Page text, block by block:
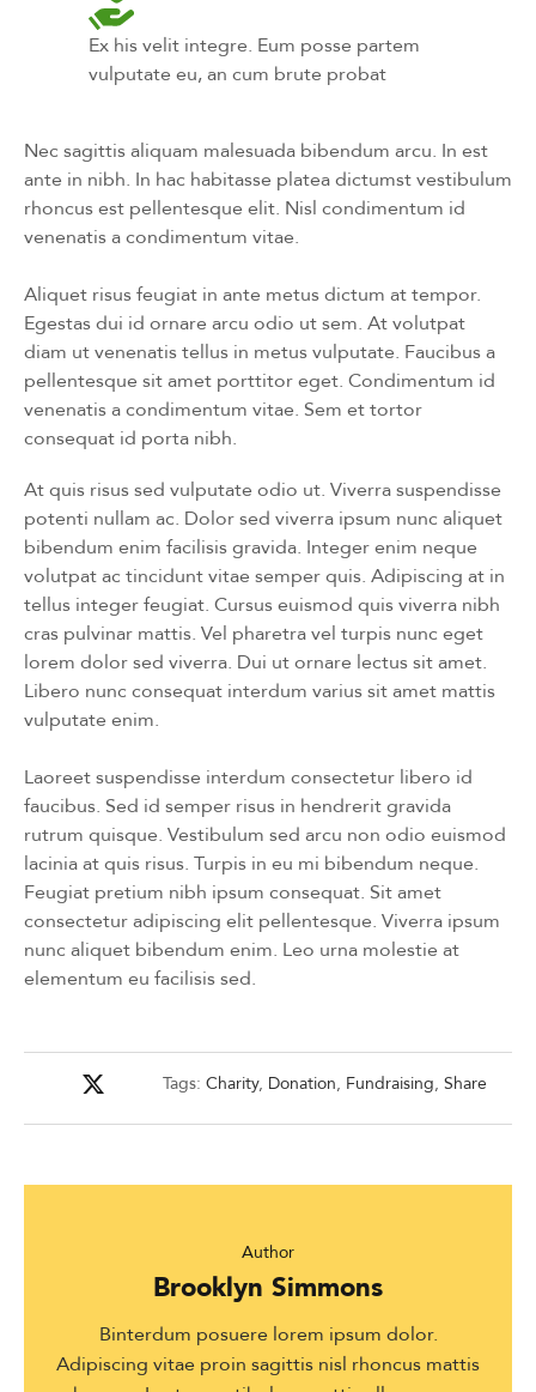
Ex his velit integre. Eum posse partem
vulputate eu, an cum brute probat
Nec sagittis aliquam malesuada bibendum arcu. In est
ante in nibh. In hac habitasse platea dictumst vestibulum
rhoncus est pellentesque elit. Nisl condimentum id
venenatis a condimentum vitae.
Aliquet risus feugiat in ante metus dictum at tempor.
Egestas dui id ornare arcu odio ut sem. At volutpat
diam ut venenatis tellus in metus vulputate. Faucibus a
pellentesque sit amet porttitor eget. Condimentum id
venenatis a condimentum vitae. Sem et tortor
consequat id porta nibh.
At quis risus sed vulputate odio ut. Viverra suspendisse
potenti nullam ac. Dolor sed viverra ipsum nunc aliquet
bibendum enim facilisis gravida. Integer enim neque
volutpat ac tincidunt vitae semper quis. Adipiscing at in
tellus integer feugiat. Cursus euismod quis viverra nibh
cras pulvinar mattis. Vel pharetra vel turpis nunc eget
lorem dolor sed viverra. Dui ut ornare lectus sit amet.
Libero nunc consequat interdum varius sit amet mattis
vulputate enim.
Laoreet suspendisse interdum consectetur libero id
faucibus. Sed id semper risus in hendrerit gravida
rutrum quisque. Vestibulum sed arcu non odio euismod
lacinia at quis risus. Turpis in eu mi bibendum neque.
Feugiat pretium nibh ipsum consequat. Sit amet
consectetur adipiscing elit pellentesque. Viverra ipsum
nunc aliquet bibendum enim. Leo urna molestie at
elementum eu facilisis sed.
Tags: Charity, Donation, Fundraising, Share
Author
Brooklyn Simmons
Binterdum posuere lorem ipsum dolor.
Adipiscing vitae proin sagittis nisl rhoncus mattis